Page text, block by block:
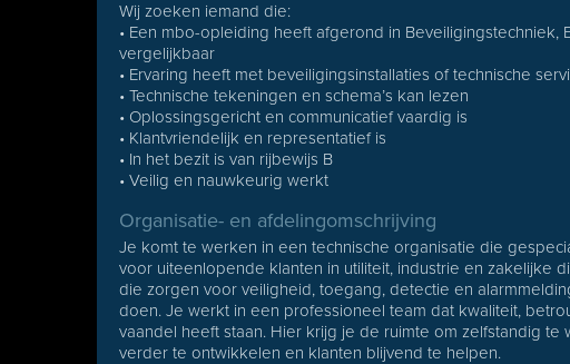
Wij zoeken iemand die:
• Een mbo-opleiding heeft afgerond in Beveiligingstechniek,
vergelijkbaar
• Ervaring heeft met beveiligingsinstallaties of technische
• Technische tekeningen en schema’s kan lezen
• Oplossingsgericht en communicatief vaardig is
• Klantvriendelijk en representatief is
• In het bezit is van rijbewijs B
• Veilig en nauwkeurig werkt
Organisatie- en afdelingomschrijving
Je komt te werken in een technische organisatie die
voor uiteenlopende klanten in utiliteit, industrie en zakelijke
die zorgen voor veiligheid, toegang, detectie en
doen. Je werkt in een professioneel team dat kwaliteit,
vaandel heeft staan. Hier krijg je de ruimte om zelfstandig te
verder te ontwikkelen en klanten blijvend te helpen.